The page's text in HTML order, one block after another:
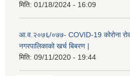
मिति: 01/18/2024 - 16:09
आ.व.२०७६/०७७- COVID-19 कोरोना
नगरपालिकाको खर्च बिबरण |
मिति: 09/11/2020 - 19:44